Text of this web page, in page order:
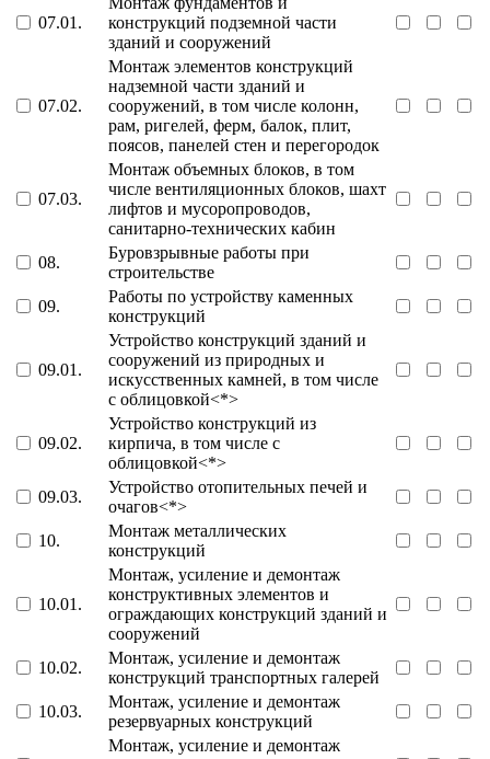
07.01.
конструкций подземной части
зданий и сооружений
07.02.
Монтаж элементов конструкций
надземной части зданий и
сооружений, в том числе колонн,
рам, ригелей, ферм, балок, плит,
поясов, панелей стен и перегородок
07.03.
Монтаж объемных блоков, в том
числе вентиляционных блоков, шахт
лифтов и мусоропроводов,
санитарно-технических кабин
08.
Буровзрывные работы при
строительстве
09.
Работы по устройству каменных
конструкций
09.01.
Устройство конструкций зданий и
сооружений из природных и
искусственных камней, в том числе
с облицовкой<*>
09.02.
Устройство конструкций из
кирпича, в том числе с
облицовкой<*>
09.03.
Устройство отопительных печей и
очагов<*>
10.
Монтаж металлических
конструкций
10.01.
Монтаж, усиление и демонтаж
конструктивных элементов и
ограждающих конструкций зданий и
сооружений
10.02.
Монтаж, усиление и демонтаж
конструкций транспортных галерей
10.03.
Монтаж, усиление и демонтаж
резервуарных конструкций
Монтаж, усиление и демонтаж